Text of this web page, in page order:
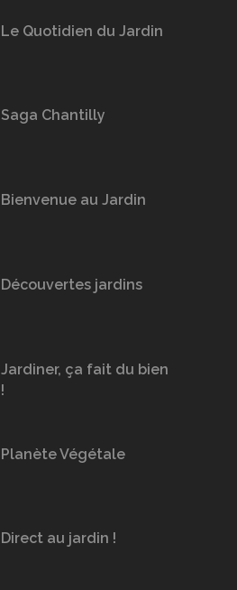
Le Quotidien du Jardin
Saga Chantilly
Bienvenue au Jardin
Découvertes jardins
Jardiner, ça fait du bien
!
Planète Végétale
Direct au jardin !